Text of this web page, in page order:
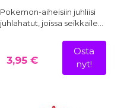
Pokemon-aiheisiin juhliisi
juhlahatut, joissa seikkaile…
3,95 €
Osta
nyt!